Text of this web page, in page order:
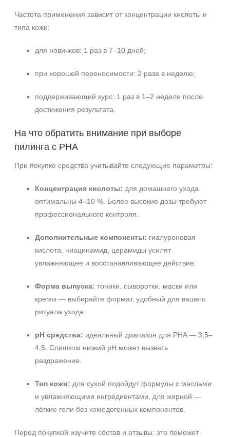
Частота применения зависит от концентрации кислоты и
типа кожи:
для новичков: 1 раз в 7–10 дней;
при хорошей переносимости: 2 раза в неделю;
поддерживающий курс: 1 раз в 1–2 недели после
достижения результата.
На что обратить внимание при выборе
пилинга с PHA
При покупке средства учитывайте следующие параметры:
Концентрация кислоты: для домашнего ухода
оптимальны 4–10 %. Более высокие дозы требуют
профессионального контроля.
Дополнительные компоненты: гиалуроновая
кислота, ниацинамид, церамиды усилят
увлажняющее и восстанавливающее действие.
Форма выпуска: тоники, сыворотки, маски или
кремы — выбирайте формат, удобный для вашего
ритуала ухода.
pH средства: идеальный диапазон для PHA — 3,5–
4,5. Слишком низкий pH может вызвать
раздражение.
Тип кожи: для сухой подойдут формулы с маслами
и увлажняющими ингредиентами, для жирной —
лёгкие гели без комедогенных компонентов.
Перед покупкой изучите состав и отзывы: это поможет